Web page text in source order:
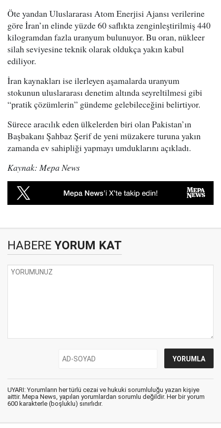
Öte yandan Uluslararası Atom Enerjisi Ajansı verilerine
göre İran’ın elinde yüzde 60 saflıkta zenginleştirilmiş 440
kilogramdan fazla uranyum bulunuyor. Bu oran, nükleer
silah seviyesine teknik olarak oldukça yakın kabul
ediliyor.
İran kaynakları ise ilerleyen aşamalarda uranyum
stokunun uluslararası denetim altında seyreltilmesi gibi
“pratik çözümlerin” gündeme gelebileceğini belirtiyor.
Sürece aracılık eden ülkelerden biri olan Pakistan’ın
Başbakanı Şahbaz Şerif de yeni müzakere turuna yakın
zamanda ev sahipliği yapmayı umduklarını açıkladı.
Kaynak: Mepa News
HABERE YORUM KAT
UYARI: Yorumların her türlü cezai ve hukuki sorumluluğu yazan kişiye
aittir. Mepa News, yapılan yorumlardan sorumlu değildir. Her bir yorum
600 karakterle (boşluklu) sınırlıdır.